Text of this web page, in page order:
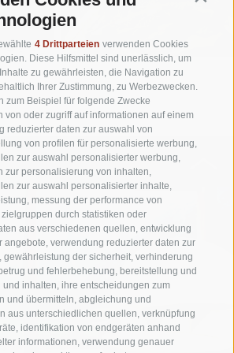
4 Drittparteien verwenden Cookies
Diese Hilfsmittel sind unerlässlich, um
zu gewährleisten, die Navigation zu
Ihrer Zustimmung, zu Werbezwecken.
zum Beispiel für folgende Zwecke
von oder zugriff auf informationen auf einem
reduzierter daten zur auswahl von
von profilen für personalisierte werbung,
zur auswahl personalisierter werbung,
zur personalisierung von inhalten,
zur auswahl personalisierter inhalte,
messung der performance von
durch statistiken oder
aus verschiedenen quellen, entwicklung
angebote, verwendung reduzierter daten zur
gewährleistung der sicherheit, verhinderung
und fehlerbehebung, bereitstellung und
inhalten, ihre entscheidungen zum
und übermitteln, abgleichung und
aus unterschiedlichen quellen, verknüpfung
identifikation von endgeräten anhand
informationen, verwendung genauer